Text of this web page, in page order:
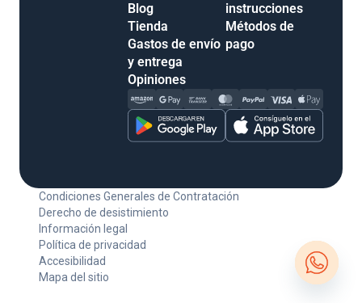
Blog
Tienda
Gastos de envío
y entrega
Opiniones
instrucciones
Métodos de
pago
Condiciones Generales de Contratación
Derecho de desistimiento
Información legal
Política de privacidad
Accesibilidad
Mapa del sitio